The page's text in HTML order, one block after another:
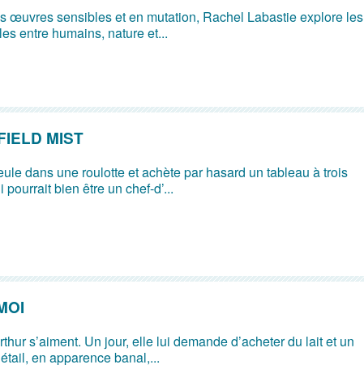
œuvres sensibles et en mutation, Rachel Labastie explore les
entre humains, nature et...
MIST
dans une roulotte et achète par hasard un tableau à trois
bien être un chef-d’...
s’aiment. Un jour, elle lui demande d’acheter du lait et un
en apparence banal,...